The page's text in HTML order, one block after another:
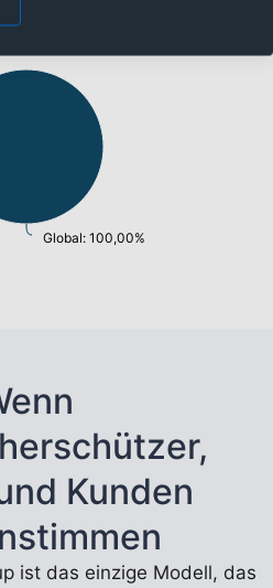
Global: 100,00%
Kunden
ist das einzige Modell, das